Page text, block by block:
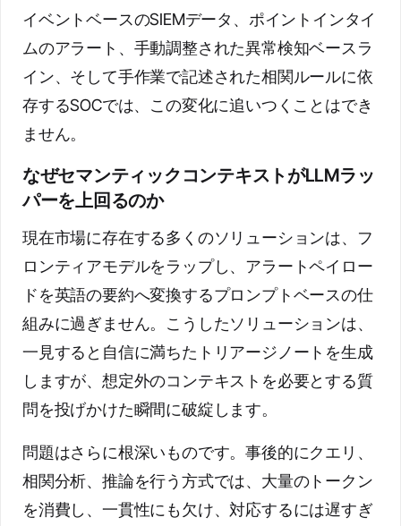
イベントベースのSIEMデータ、ポイントインタイ
ムのアラート、手動調整された異常検知ベースラ
イン、そして手作業で記述された相関ルールに依
存するSOCでは、この変化に追いつくことはでき
ません。
なぜセマンティックコンテキストがLLMラッ
パーを上回るのか
現在市場に存在する多くのソリューションは、フ
ロンティアモデルをラップし、アラートペイロー
ドを英語の要約へ変換するプロンプトベースの仕
組みに過ぎません。こうしたソリューションは、
一見すると自信に満ちたトリアージノートを生成
しますが、想定外のコンテキストを必要とする質
問を投げかけた瞬間に破綻します。
問題はさらに根深いものです。事後的にクエリ、
相関分析、推論を行う方式では、大量のトークン
を消費し、一貫性にも欠け、対応するには遅すぎ